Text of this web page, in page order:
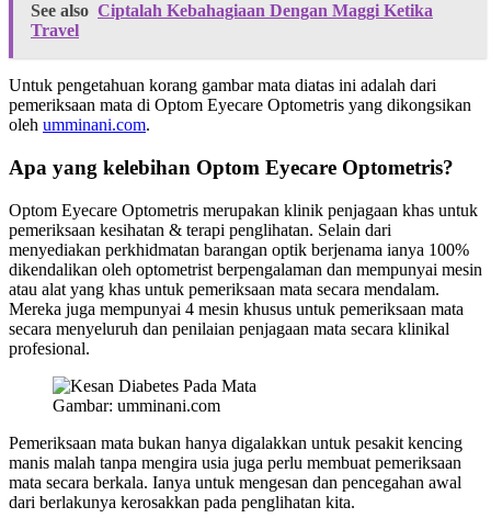
See also Ciptalah Kebahagiaan Dengan Maggi Ketika
Travel
Untuk pengetahuan korang gambar mata diatas ini adalah dari
pemeriksaan mata di Optom Eyecare Optometris yang dikongsikan
oleh umminani.com.
Apa yang kelebihan Optom Eyecare Optometris?
Optom Eyecare Optometris merupakan klinik penjagaan khas untuk
pemeriksaan kesihatan & terapi penglihatan. Selain dari
menyediakan perkhidmatan barangan optik berjenama ianya 100%
dikendalikan oleh optometrist berpengalaman dan mempunyai mesin
atau alat yang khas untuk pemeriksaan mata secara mendalam.
Mereka juga mempunyai 4 mesin khusus untuk pemeriksaan mata
secara menyeluruh dan penilaian penjagaan mata secara klinikal
profesional.
Gambar: umminani.com
Pemeriksaan mata bukan hanya digalakkan untuk pesakit kencing
manis malah tanpa mengira usia juga perlu membuat pemeriksaan
mata secara berkala. Ianya untuk mengesan dan pencegahan awal
dari berlakunya kerosakkan pada penglihatan kita.